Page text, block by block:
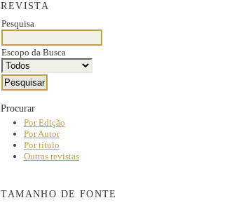
REVISTA
Pesquisa
Escopo da Busca
Procurar
Por Edição
Por Autor
Por título
Outras revistas
TAMANHO DE FONTE